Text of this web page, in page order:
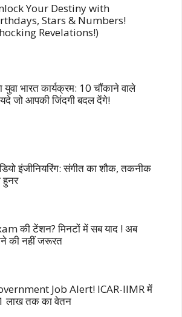
Your Destiny with
Stars & Numbers!
Revelations!)
युवा भारत कार्यक्रम: 10 चौंकाने वाले
जो आपकी जिंदगी बदल देंगे!
इंजीनियरिंग: संगीत का शौक, तकनीक
हुनर
की टेंशन? मिनटों में सब याद ! अब
की नहीं जरूरत
Job Alert! ICAR-IIMR में
लाख तक का वेतन